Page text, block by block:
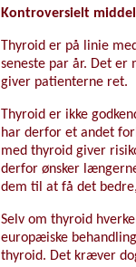
Kontroversielt middel
Thyroid er på linie
seneste par år. Det
giver patienterne ret.
Thyroid er ikke
har derfor et andet
med thyroid giver
derfor ønsker
dem til at få det
Selv om thyroid
europæiske
thyroid. Det kræver